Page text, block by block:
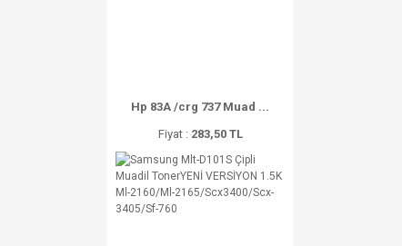
Hp 83A /crg 737 Muad ...
Fiyat : 283,50 TL